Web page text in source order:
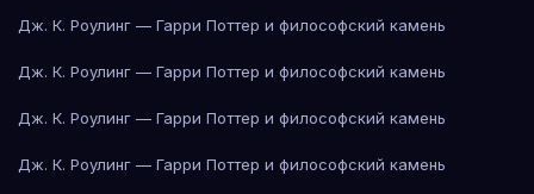
Дж. К. Роулинг — Гарри Поттер и философский камень
Дж. К. Роулинг — Гарри Поттер и философский камень
Дж. К. Роулинг — Гарри Поттер и философский камень
Дж. К. Роулинг — Гарри Поттер и философский камень